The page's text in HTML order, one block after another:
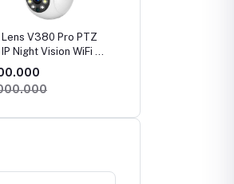
Lens V380 Pro PTZ
Night Vision WiFi IP